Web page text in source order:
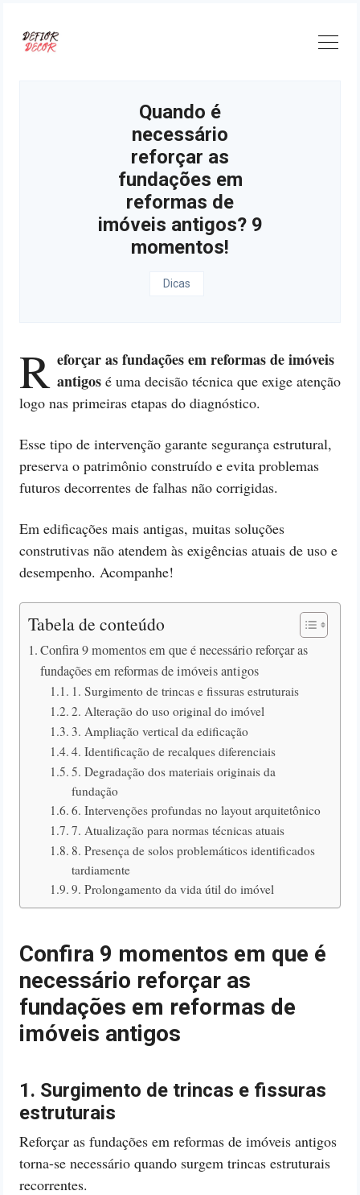
content
Quando é
necessário
reforçar as
fundações em
reformas de
imóveis antigos? 9
momentos!
Dicas
R eforçar as fundações em reformas de imóveis
antigos é uma decisão técnica que exige atenção
logo nas primeiras etapas do diagnóstico.
Esse tipo de intervenção garante segurança estrutural,
preserva o patrimônio construído e evita problemas
futuros decorrentes de falhas não corrigidas.
Em edificações mais antigas, muitas soluções
construtivas não atendem às exigências atuais de uso e
desempenho. Acompanhe!
Tabela de conteúdo
Confira 9 momentos em que é necessário reforçar as
fundações em reformas de imóveis antigos
1. Surgimento de trincas e fissuras estruturais
2. Alteração do uso original do imóvel
3. Ampliação vertical da edificação
4. Identificação de recalques diferenciais
5. Degradação dos materiais originais da
fundação
6. Intervenções profundas no layout arquitetônico
7. Atualização para normas técnicas atuais
8. Presença de solos problemáticos identificados
tardiamente
9. Prolongamento da vida útil do imóvel
Confira 9 momentos em que é
necessário reforçar as
fundações em reformas de
imóveis antigos
1. Surgimento de trincas e fissuras
estruturais
Reforçar as fundações em reformas de imóveis antigos
torna-se necessário quando surgem trincas estruturais
recorrentes.